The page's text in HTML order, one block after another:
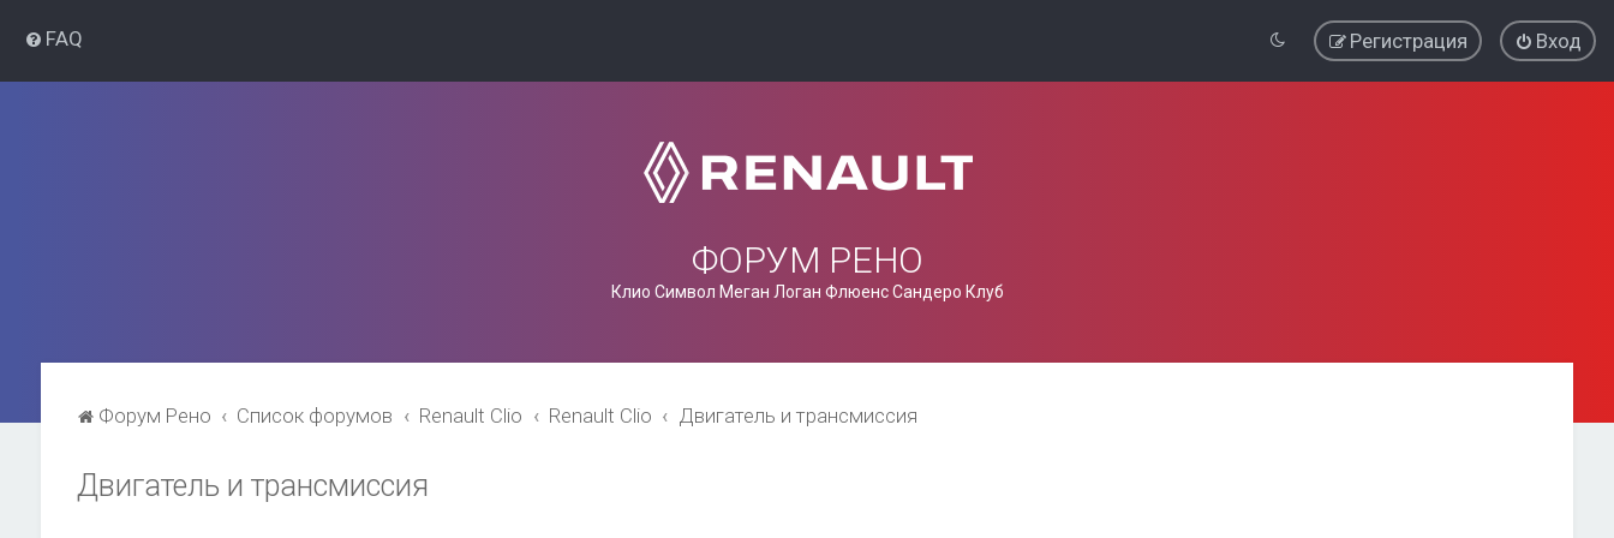
FAQ Вход
Регистрация
ФОРУМ РЕНО
Клио Символ Меган Логан Флюенс Сандеро Клуб
Форум Рено Список форумов Renault Clio Renault Clio Двигатель и трансмиссия
Двигатель и трансмиссия